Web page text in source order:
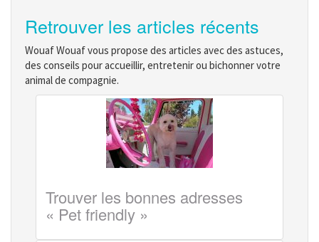
Retrouver les articles récents
Wouaf Wouaf vous propose des articles avec des astuces,
des conseils pour accueillir, entretenir ou bichonner votre
animal de compagnie.
Trouver les bonnes adresses
« Pet friendly »